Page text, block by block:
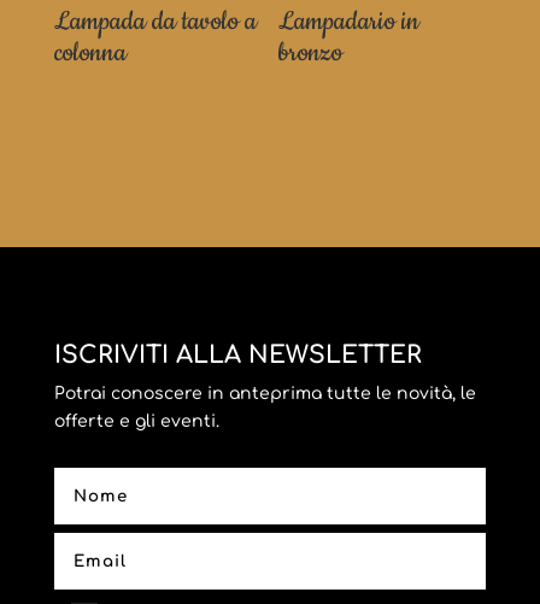
Lampada da tavolo a
colonna
Lampadario in
bronzo
ISCRIVITI ALLA NEWSLETTER
Potrai conoscere in anteprima tutte le novità, le
offerte e gli eventi.